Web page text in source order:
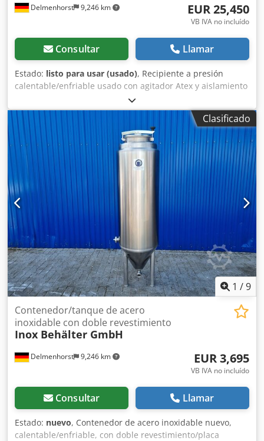
Delmenhorst 9,246 km EUR 25,450
VB IVA no incluído
Consultar Llamar
Estado: listo para usar (usado), Recipiente a presión
calentable/enfriable usado con agitador Atex y aislamiento
Último uso: Productos farmacéuticos, cosméticos. Número
de artículo: 10815 Volumen: 5600 litros Tipo: de pie sobre 4
pies Material (contacto con los medios): 1.4571 / AISI316
Crsdpetdgkxsfx Aiqef Diseño: con doble revestimiento y
aislamiento. Presión de funcionamiento según placa de
características: +1/+3 bar Temperatura máxima de
funcionamiento: 0/ +150 °C Dimensiones del contenedor:
pozo de registro: 500 mm Diámetro exterior: 2000 mm
Altura total: 2870 mm Ancho total: 2250 x 2060 mm Altura
cilíndrica: 2000mm Materiales: Interior: 1.4571 / AISI316
Partes externas: 1.4301 / AISI304 Instalaciones: Placa de
características: Sí Agitador ATEX Potencia: 22KW Velocidad:
1465 rpm Dispositivo de agitación: Hélice 2 cabezales
rociadores Apoyo
Clasificado
1 /9
Delmenhorst 9,246 km
Contenedor/tanque de acero
inoxidable con doble revestimiento
Inox Behälter GmbH
EUR 3,695
VB IVA no incluído
Consultar Llamar
Estado: nuevo, Contenedor de acero inoxidable nuevo,
calentable/enfriable, con doble revestimiento/placa